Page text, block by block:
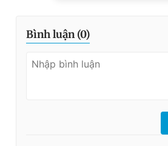
Bình luận (0)